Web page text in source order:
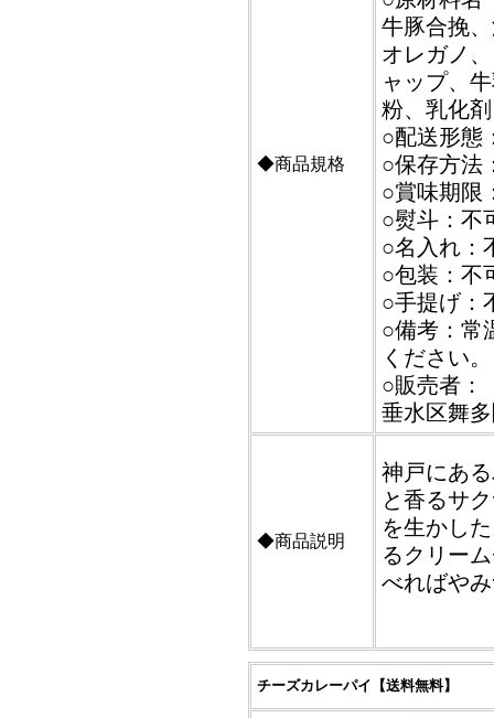
◆商品規格
牛豚合挽
オレガノ
ャップ、
粉、乳化剤
○配送形態
○保存方法
○賞味期限
○熨斗：不
○名入れ：
○包装：不
○手提げ：
○備考：常
ください。
○販売者：
垂水区舞
◆商品説明
神戸にあ
と香るサ
を生かし
るクリー
べればや
チーズカレーパイ【送料無料】